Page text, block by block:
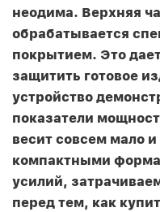
неодима. Верхняя
обрабатывается
покрытием. Это
защитить готовое
устройство
показатели
весит совсем мало
компактными
усилий,
перед тем, как